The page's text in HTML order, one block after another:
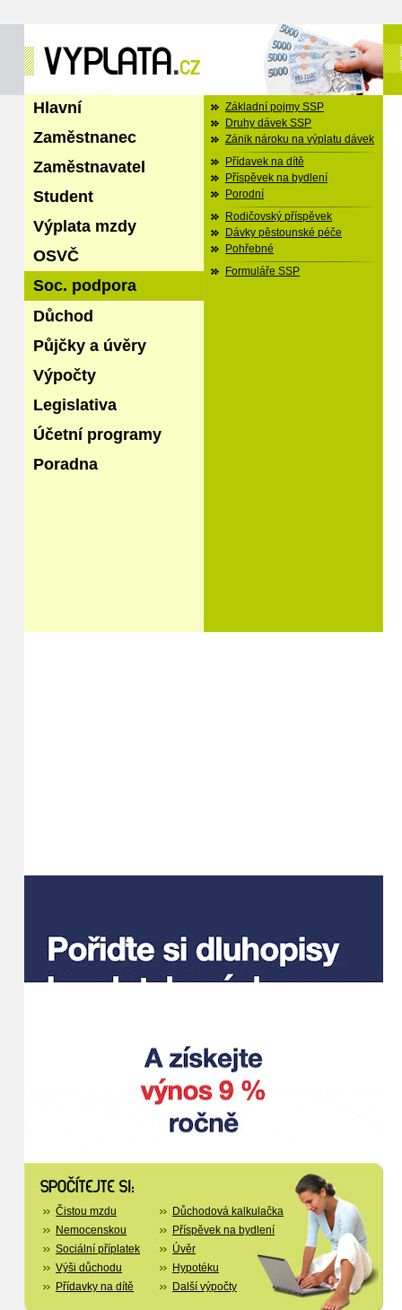
Hlavní
Zaměstnanec
Zaměstnavatel
Student
Výplata mzdy
OSVČ
Soc. podpora
Důchod
Půjčky a úvěry
Výpočty
Legislativa
Účetní programy
Poradna
Základní pojmy SSP
Druhy dávek SSP
Zánik nároku na výplatu dávek
Přídavek na dítě
Příspěvek na bydlení
Porodní
Rodičovský příspěvek
Dávky pěstounské péče
Pohřebné
Formuláře SSP
Čistou mzdu
Nemocenskou
Sociální příplatek
Výši důchodu
Přídavky na dítě
Důchodová kalkulačka
Příspěvek na bydlení
Úvěr
Hypotéku
Další výpočty